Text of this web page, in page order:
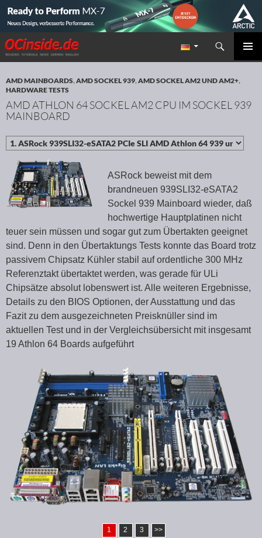
Redaktion ocinside.de PC Hardware Portal
Suchen
ZUM INHALT SPRINGEN
AMD MAINBOARDS,AMD SOCKEL 939,AMD SOCKEL AM2 UND AM2+,
HARDWARE TESTS
AMD ATHLON 64 SOCKEL AM2 CPU IM SOCKEL 939
MAINBOARD
ASRock beweist mit dem
brandneuen 939SLI32-eSATA2
Sockel 939 Mainboard wieder, daß
hochwertige Hauptplatinen nicht
teuer sein müssen und sogar gut zum Übertakten geeignet
sind. Denn in den Übertaktungs Tests konnte das Board trotz
passivem Chipsatz Kühler stabil auf ordentliche 300 MHz
Referenztakt übertaktet werden, was gerade für ULi
Chipsätze absolut lobenswert ist. Alle weiteren Ergebnisse,
Details zu den BIOS Optionen, der Ausstattung und das
Fazit zu dem ausgezeichneten Preisknüller sind im
aktuellen Test und in der Vergleichsübersicht mit insgesamt
19 Athlon 64 Boards aufgeführt
1 2 3 >>